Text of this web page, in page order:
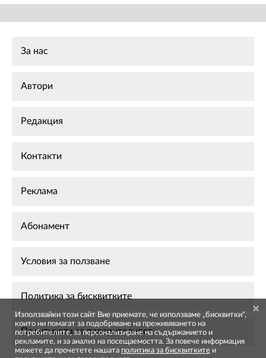
За нас
Автори
Редакция
Контакти
Реклама
Абонамент
Условия за ползване
Политика за бисквитките
Политиката за поверителност
Използвайки този сайт Вие приемате, че използваме „бисквитки",
които ни помагат за подобряване на преживяването на
потребителите, за персонализиране на съдържанието и
рекламите, и за анализ на посещаемостта. За повече информация
можете да прочетете нашата политика за бисквитките и